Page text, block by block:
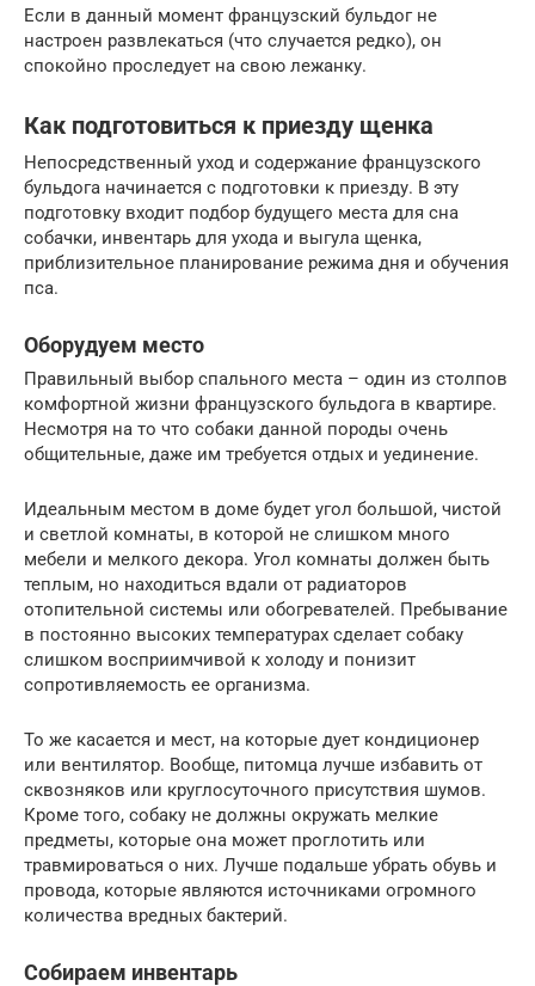
Если в данный момент французский бульдог не
настроен развлекаться (что случается редко), он
спокойно проследует на свою лежанку.
Как подготовиться к приезду щенка
Непосредственный уход и содержание французского
бульдога начинается с подготовки к приезду. В эту
подготовку входит подбор будущего места для сна
собачки, инвентарь для ухода и выгула щенка,
приблизительное планирование режима дня и обучения
пса.
Оборудуем место
Правильный выбор спального места – один из столпов
комфортной жизни французского бульдога в квартире.
Несмотря на то что собаки данной породы очень
общительные, даже им требуется отдых и уединение.
Идеальным местом в доме будет угол большой, чистой
и светлой комнаты, в которой не слишком много
мебели и мелкого декора. Угол комнаты должен быть
теплым, но находиться вдали от радиаторов
отопительной системы или обогревателей. Пребывание
в постоянно высоких температурах сделает собаку
слишком восприимчивой к холоду и понизит
сопротивляемость ее организма.
То же касается и мест, на которые дует кондиционер
или вентилятор. Вообще, питомца лучше избавить от
сквозняков или круглосуточного присутствия шумов.
Кроме того, собаку не должны окружать мелкие
предметы, которые она может проглотить или
травмироваться о них. Лучше подальше убрать обувь и
провода, которые являются источниками огромного
количества вредных бактерий.
Собираем инвентарь